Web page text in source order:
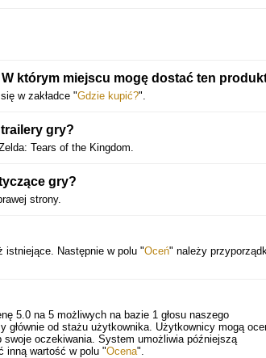
którym miejscu mogę dostać ten
w zakładce "Gdzie kupić?".
gry?
Tears of the Kingdom.
gry?
strony.
istniejące. Następnie w polu "Oceń" należy
5.0 na 5 możliwych na bazie 1 głosu naszego
głównie od stażu użytkownika. Użytkownicy mogą
oczekiwania. System umożliwia późniejszą
inną wartość w polu "Ocena".